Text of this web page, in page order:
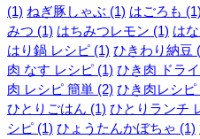
(1) ねぎ豚しゃぶ (1) はごろも
みつ (1) はちみつレモン (1) は
はり鍋 レシピ (1) ひきわり納豆
肉 なす レシピ (1) ひき肉 ドラ
肉 レシピ 簡単 (2) ひき肉レシピ
ひとりごはん (1) ひとりランチ
シピ (1) ひょうたんかぼちゃ (1)